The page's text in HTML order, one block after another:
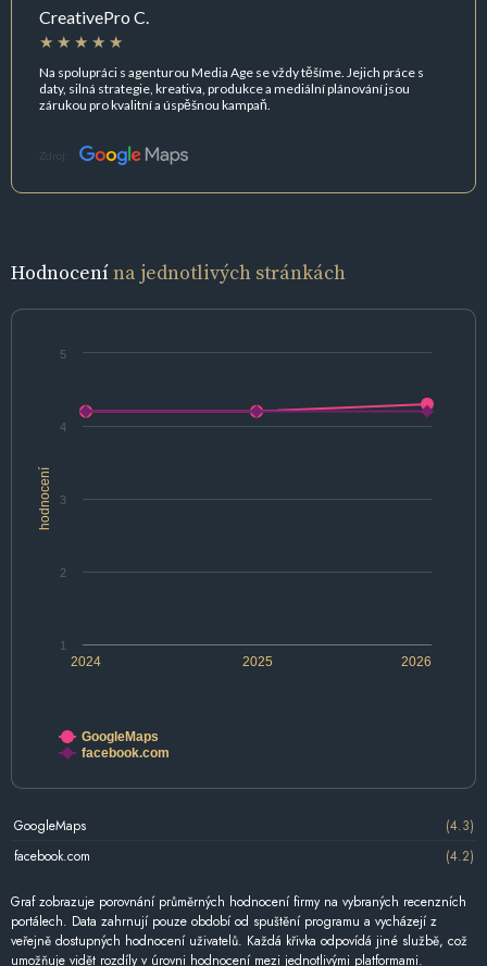
CreativePro C.
Na spolupráci s agenturou Media Age se vždy těšíme. Jejich práce s
daty, silná strategie, kreativa, produkce a mediální plánování jsou
zárukou pro kvalitní a úspěšnou kampaň.
Zdroj:
Hodnocenína jednotlivých stránkách
hodnocení
2024 2025 2026
1
2
3
4
5
GoogleMaps
facebook.com
GoogleMaps
(4.3)
facebook.com
(4.2)
Graf zobrazuje porovnání průměrných hodnocení firmy na vybraných recenzních
portálech. Data zahrnují pouze období od spuštění programu a vycházejí z
veřejně dostupných hodnocení uživatelů. Každá křivka odpovídá jiné službě, což
umožňuje vidět rozdíly v úrovni hodnocení mezi jednotlivými platformami.